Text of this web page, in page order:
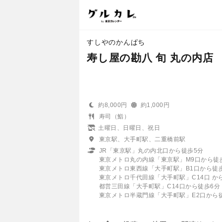
すしやのかんぱち
寿し屋の勘八 旬 丸の内店
約8,000円
約1,000円
寿司（鮨）
土曜日、日曜日、祝日
東京駅、大手町駅、二重橋前駅
JR「東京駅」丸の内北口から徒歩5分
東京メトロ丸の内線「東京駅」M9口から徒
東京メトロ東西線「大手町駅」B1口から徒
東京メトロ千代田線「大手町駅」C14口 か
都営三田線「大手町駅」C14口から徒歩6分
東京メトロ半蔵門線「大手町駅」E2口から